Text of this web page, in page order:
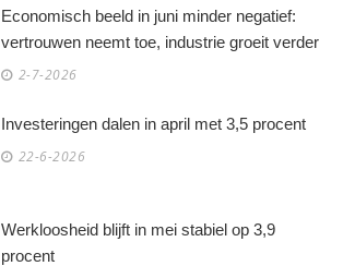
Economisch beeld in juni minder negatief:
vertrouwen neemt toe, industrie groeit verder
2-7-2026
Investeringen dalen in april met 3,5 procent
22-6-2026
Werkloosheid blijft in mei stabiel op 3,9
procent